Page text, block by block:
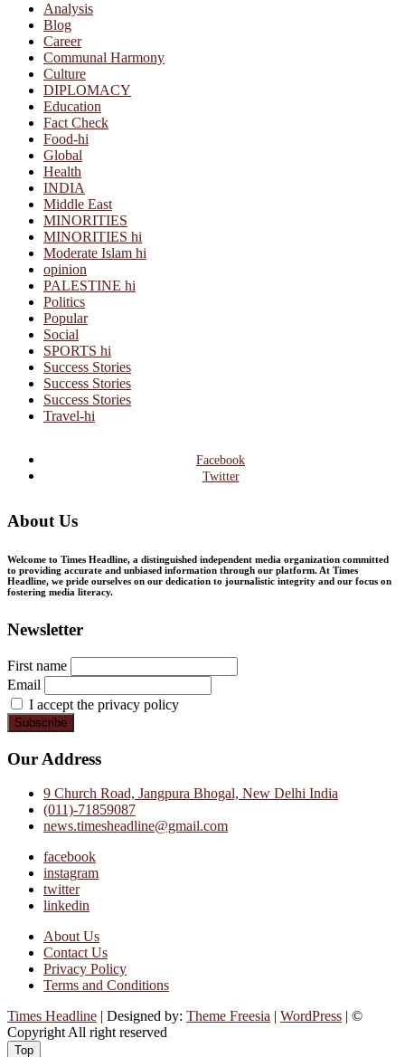
Analysis
Blog
Career
Communal Harmony
Culture
DIPLOMACY
Education
Fact Check
Food-hi
Global
Health
INDIA
Middle East
MINORITIES
MINORITIES hi
Moderate Islam hi
opinion
PALESTINE hi
Politics
Popular
Social
SPORTS hi
Success Stories
Success Stories
Success Stories
Travel-hi
Facebook
Twitter
About Us
Welcome to Times Headline, a distinguished independent media organization committed
to providing accurate and unbiased information through our platform. At Times
Headline, we pride ourselves on our dedication to journalistic integrity and our focus on
fostering media literacy.
Newsletter
First name
Email
I accept the privacy policy
Our Address
9 Church Road, Jangpura Bhogal, New Delhi India
(011)-71859087
news.timesheadline@gmail.com
facebook
instagram
twitter
linkedin
About Us
Contact Us
Privacy Policy
Terms and Conditions
Times Headline | Designed by: Theme Freesia | WordPress | ©
Copyright All right reserved
Top